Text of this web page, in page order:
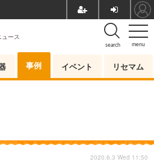
menu
search
ース
事例 イベント リセマム
2020.6.3 Wed 11:50